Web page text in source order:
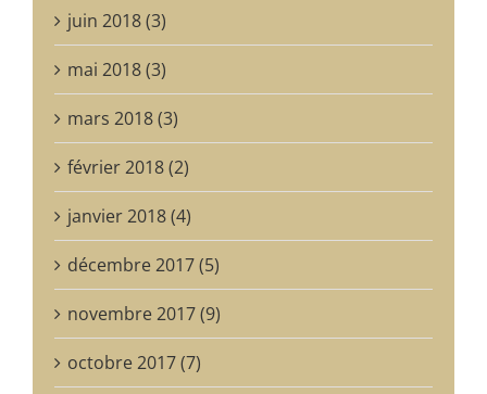
juin 2018 (3)
mai 2018 (3)
mars 2018 (3)
février 2018 (2)
janvier 2018 (4)
décembre 2017 (5)
novembre 2017 (9)
octobre 2017 (7)